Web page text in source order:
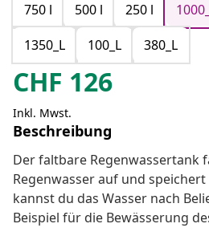
750 l
500 l 250 l
1350_L
100_L 380_L
CHF 126
Inkl. Mwst.
Beschreibung
Der faltbare Regenwassertank
Regenwasser auf und
kannst du das Wasser nach
Beispiel für die Bewässerung